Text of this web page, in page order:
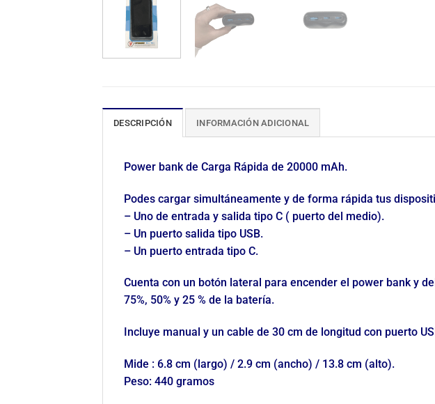
DESCRIPCIÓN INFORMACIÓN ADICIONAL
Power bank de Carga Rápida de 20000 mAh.
Podes cargar simultáneamente y de forma rápida tus
– Uno de entrada y salida tipo C ( puerto del medio).
– Un puerto salida tipo USB.
– Un puerto entrada tipo C.
Cuenta con un botón lateral para encender el power bank y
75%, 50% y 25 % de la batería.
Incluye manual y un cable de 30 cm de longitud con puerto
Mide : 6.8 cm (largo) / 2.9 cm (ancho) / 13.8 cm (alto).
Peso: 440 gramos